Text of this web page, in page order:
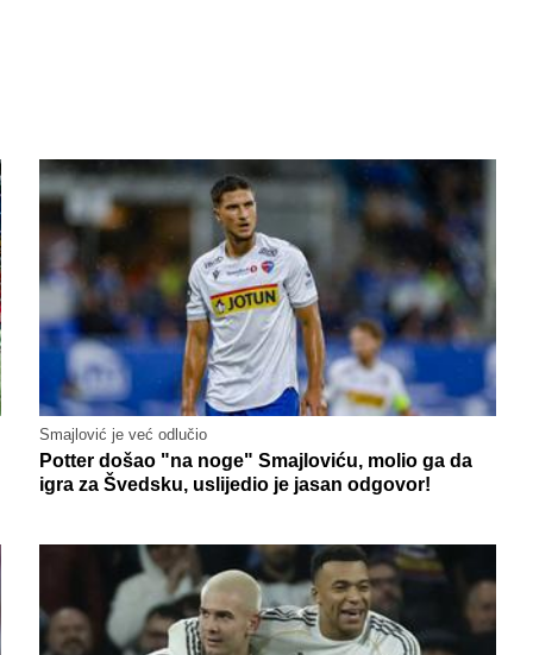
Smajlović je već odlučio
Potter došao "na noge" Smajloviću, molio ga da
igra za Švedsku, uslijedio je jasan odgovor!